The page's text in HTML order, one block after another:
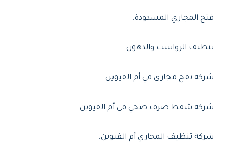
فتح المجاري المسدودة.
تنظيف الرواسب والدهون.
شركة نفخ مجاري في أم القيوين.
شركة شفط صرف صحي في أم القيوين.
شركة تنظيف المجاري أم القيوين.